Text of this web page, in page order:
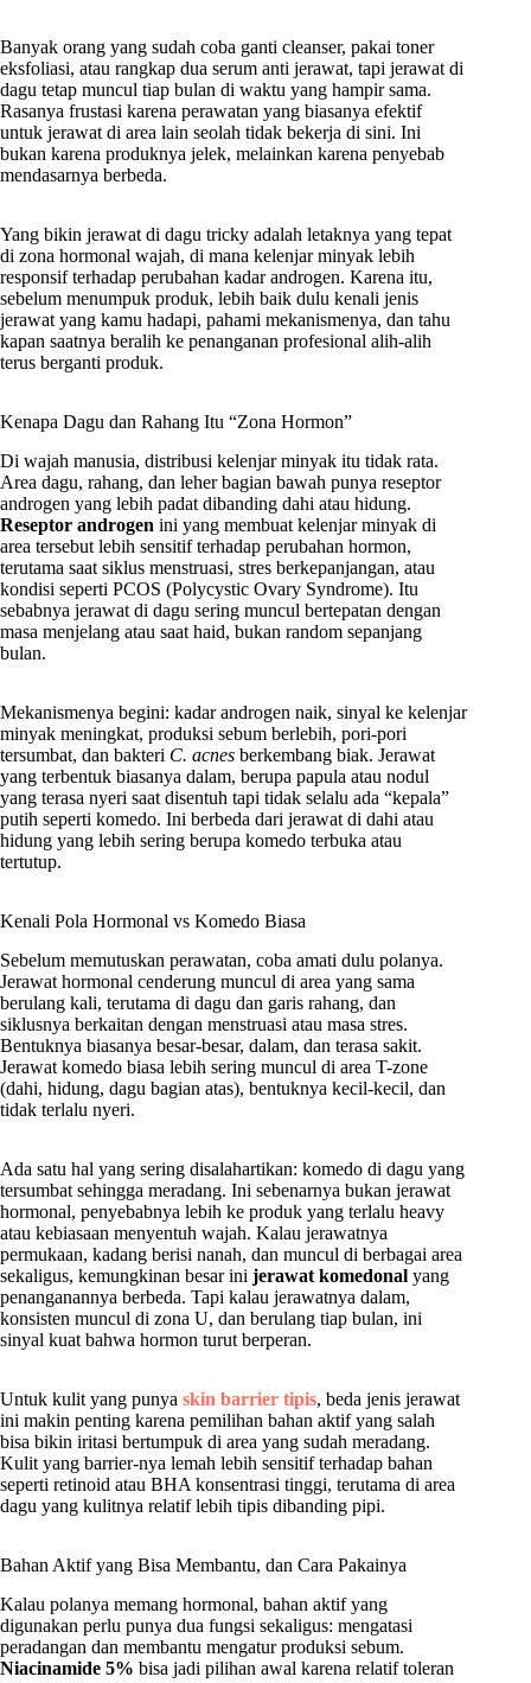
Banyak orang yang sudah coba ganti cleanser, pakai toner
eksfoliasi, atau rangkap dua serum anti jerawat, tapi jerawat di
dagu tetap muncul tiap bulan di waktu yang hampir sama.
Rasanya frustasi karena perawatan yang biasanya efektif
untuk jerawat di area lain seolah tidak bekerja di sini. Ini
bukan karena produknya jelek, melainkan karena penyebab
mendasarnya berbeda.
Yang bikin jerawat di dagu tricky adalah letaknya yang tepat
di zona hormonal wajah, di mana kelenjar minyak lebih
responsif terhadap perubahan kadar androgen. Karena itu,
sebelum menumpuk produk, lebih baik dulu kenali jenis
jerawat yang kamu hadapi, pahami mekanismenya, dan tahu
kapan saatnya beralih ke penanganan profesional alih-alih
terus berganti produk.
Kenapa Dagu dan Rahang Itu “Zona Hormon”
Di wajah manusia, distribusi kelenjar minyak itu tidak rata.
Area dagu, rahang, dan leher bagian bawah punya reseptor
androgen yang lebih padat dibanding dahi atau hidung.
Reseptor androgen ini yang membuat kelenjar minyak di
area tersebut lebih sensitif terhadap perubahan hormon,
terutama saat siklus menstruasi, stres berkepanjangan, atau
kondisi seperti PCOS (Polycystic Ovary Syndrome). Itu
sebabnya jerawat di dagu sering muncul bertepatan dengan
masa menjelang atau saat haid, bukan random sepanjang
bulan.
Mekanismenya begini: kadar androgen naik, sinyal ke kelenjar
minyak meningkat, produksi sebum berlebih, pori-pori
tersumbat, dan bakteri C. acnes berkembang biak. Jerawat
yang terbentuk biasanya dalam, berupa papula atau nodul
yang terasa nyeri saat disentuh tapi tidak selalu ada “kepala”
putih seperti komedo. Ini berbeda dari jerawat di dahi atau
hidung yang lebih sering berupa komedo terbuka atau
tertutup.
Kenali Pola Hormonal vs Komedo Biasa
Sebelum memutuskan perawatan, coba amati dulu polanya.
Jerawat hormonal cenderung muncul di area yang sama
berulang kali, terutama di dagu dan garis rahang, dan
siklusnya berkaitan dengan menstruasi atau masa stres.
Bentuknya biasanya besar-besar, dalam, dan terasa sakit.
Jerawat komedo biasa lebih sering muncul di area T-zone
(dahi, hidung, dagu bagian atas), bentuknya kecil-kecil, dan
tidak terlalu nyeri.
Ada satu hal yang sering disalahartikan: komedo di dagu yang
tersumbat sehingga meradang. Ini sebenarnya bukan jerawat
hormonal, penyebabnya lebih ke produk yang terlalu heavy
atau kebiasaan menyentuh wajah. Kalau jerawatnya
permukaan, kadang berisi nanah, dan muncul di berbagai area
sekaligus, kemungkinan besar ini jerawat komedonal yang
penanganannya berbeda. Tapi kalau jerawatnya dalam,
konsisten muncul di zona U, dan berulang tiap bulan, ini
sinyal kuat bahwa hormon turut berperan.
Untuk kulit yang punya skin barrier tipis, beda jenis jerawat
ini makin penting karena pemilihan bahan aktif yang salah
bisa bikin iritasi bertumpuk di area yang sudah meradang.
Kulit yang barrier-nya lemah lebih sensitif terhadap bahan
seperti retinoid atau BHA konsentrasi tinggi, terutama di area
dagu yang kulitnya relatif lebih tipis dibanding pipi.
Bahan Aktif yang Bisa Membantu, dan Cara Pakainya
Kalau polanya memang hormonal, bahan aktif yang
digunakan perlu punya dua fungsi sekaligus: mengatasi
peradangan dan membantu mengatur produksi sebum.
Niacinamide 5% bisa jadi pilihan awal karena relatif toleran